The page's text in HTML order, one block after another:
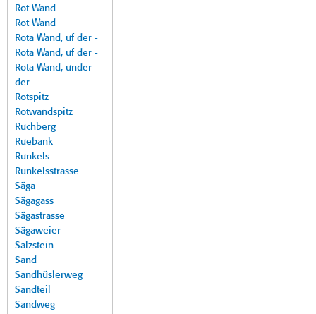
Rot Wand
Rot Wand
Rota Wand, uf der -
Rota Wand, uf der -
Rota Wand, under
der -
Rotspitz
Rotwandspitz
Ruchberg
Ruebank
Runkels
Runkelsstrasse
Säga
Sägagass
Sägastrasse
Sägaweier
Salzstein
Sand
Sandhüslerweg
Sandteil
Sandweg